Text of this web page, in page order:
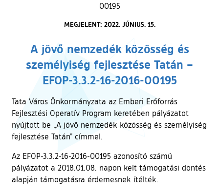
00195
MEGJELENT: 2022. JÚNIUS. 15.
A jövő nemzedék közösség és
személyiség fejlesztése Tatán –
EFOP-3.3.2-16-2016-00195
Tata Város Önkormányzata az Emberi Erőforrás
Fejlesztési Operatív Program keretében pályázatot
nyújtott be „A jövő nemzedék közösség és személyiség
fejlesztése Tatán” címmel.
Az EFOP-3.3.2-16-2016-00195 azonosító számú
pályázatot a 2018.01.08. napon kelt támogatási döntés
alapján támogatásra érdemesnek ítélték.